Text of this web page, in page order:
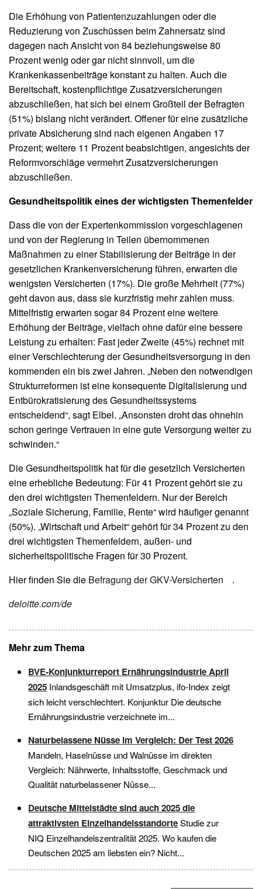
Die Erhöhung von Patientenzuzahlungen oder die
Reduzierung von Zuschüssen beim Zahnersatz sind
dagegen nach Ansicht von 84 beziehungsweise 80
Prozent wenig oder gar nicht sinnvoll, um die
Krankenkassenbeiträge konstant zu halten. Auch die
Bereitschaft, kostenpflichtige Zusatzversicherungen
abzuschließen, hat sich bei einem Großteil der Befragten
(51%) bislang nicht verändert. Offener für eine zusätzliche
private Absicherung sind nach eigenen Angaben 17
Prozent; weitere 11 Prozent beabsichtigen, angesichts der
Reformvorschläge vermehrt Zusatzversicherungen
abzuschließen.
Gesundheitspolitik eines der wichtigsten Themenfelder
Dass die von der Expertenkommission vorgeschlagenen
und von der Regierung in Teilen übernommenen
Maßnahmen zu einer Stabilisierung der Beiträge in der
gesetzlichen Krankenversicherung führen, erwarten die
wenigsten Versicherten (17%). Die große Mehrheit (77%)
geht davon aus, dass sie kurzfristig mehr zahlen muss.
Mittelfristig erwarten sogar 84 Prozent eine weitere
Erhöhung der Beiträge, vielfach ohne dafür eine bessere
Leistung zu erhalten: Fast jeder Zweite (45%) rechnet mit
einer Verschlechterung der Gesundheitsversorgung in den
kommenden ein bis zwei Jahren. „Neben den notwendigen
Strukturreformen ist eine konsequente Digitalisierung und
Entbürokratisierung des Gesundheitssystems
entscheidend“, sagt Elbel. „Ansonsten droht das ohnehin
schon geringe Vertrauen in eine gute Versorgung weiter zu
schwinden.“
Die Gesundheitspolitik hat für die gesetzlich Versicherten
eine erhebliche Bedeutung: Für 41 Prozent gehört sie zu
den drei wichtigsten Themenfeldern. Nur der Bereich
„Soziale Sicherung, Familie, Rente“ wird häufiger genannt
(50%). „Wirtschaft und Arbeit“ gehört für 34 Prozent zu den
drei wichtigsten Themenfeldern, außen- und
sicherheitspolitische Fragen für 30 Prozent.
Hier finden Sie die Befragung der GKV-Versicherten
.
deloitte.com/de
Mehr zum Thema
BVE-Konjunkturreport Ernährungsindustrie April
2025 Inlandsgeschäft mit Umsatzplus, ifo-Index zeigt
sich leicht verschlechtert. Konjunktur Die deutsche
Ernährungsindustrie verzeichnete im...
Naturbelassene Nüsse im Vergleich: Der Test 2026
Mandeln, Haselnüsse und Walnüsse im direkten
Vergleich: Nährwerte, Inhaltsstoffe, Geschmack und
Qualität naturbelassener Nüsse...
Deutsche Mittelstädte sind auch 2025 die
attraktivsten EinzelhandelsstandorteStudie zur
NIQ Einzelhandelszentralität 2025. Wo kaufen die
Deutschen 2025 am liebsten ein? Nicht...